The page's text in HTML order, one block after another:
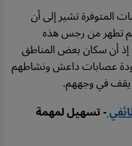
المتوفرة تشير إلى أن
لم تطهر من رجس هذه
إذ أن سكان بعض المناطق
عصابات داعش ونشاطهم
يقف في وجههم.
- تسهيل لمهمة